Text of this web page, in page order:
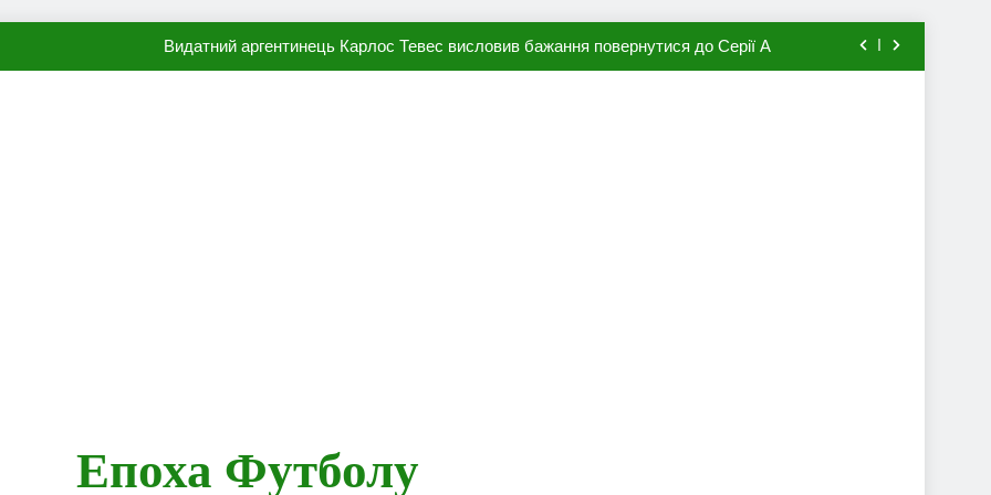
Видатний аргентинець Карлос Тевес висловив бажання повернутися до Серії А
Епоха Футболу